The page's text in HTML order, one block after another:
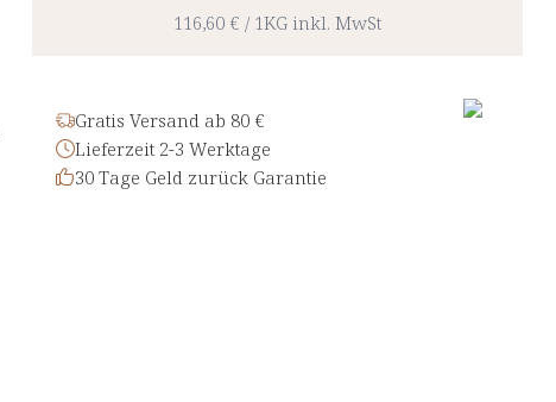
116,60 € / 1KG inkl. MwSt
Gratis Versand ab 80 €
Lieferzeit 2-3 Werktage
30 Tage Geld zurück Garantie